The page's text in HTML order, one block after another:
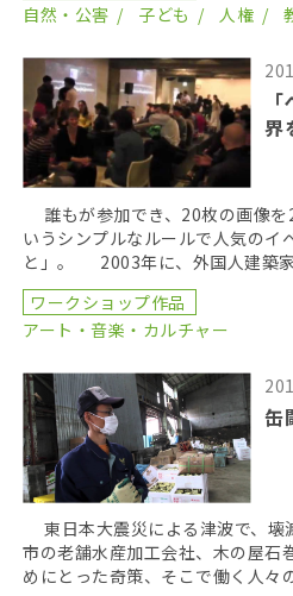
自然・公害
子ども 人権
界
誰もが参加でき、20枚の画像を
いうシンプルなルールで人気のイ
と」。 2003年に、外国人建築
氏とマーク・ダイサム氏がスーパ
ワークショップ作品
アート・音楽・カルチャー
缶
東日本大震災による津波で、壊
市の老舗水産加工会社、木の屋石
めにとった奇策、そこで働く人々